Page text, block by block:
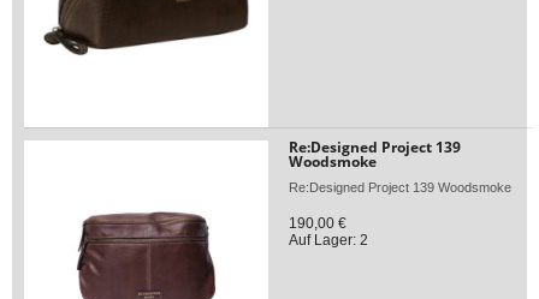
Re:Designed Project 139
Woodsmoke
Re:Designed Project 139 Woodsmoke
190,00 €
Auf Lager: 2